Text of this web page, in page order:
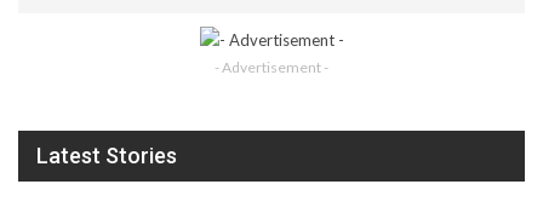
- Advertisement -
Latest Stories